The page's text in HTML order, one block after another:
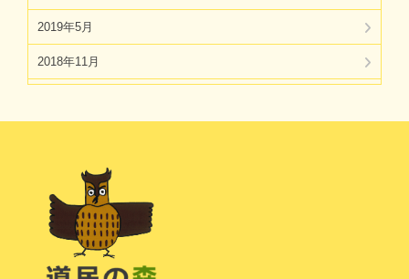
2019年5月
2018年11月
2018年5月
2018年4月
2018年3月